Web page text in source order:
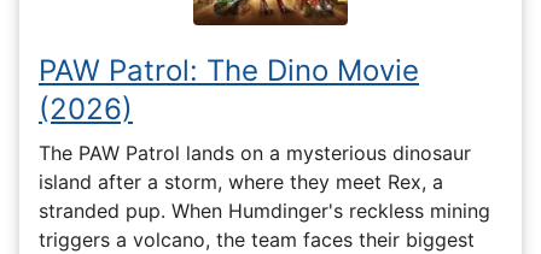
PAW Patrol: The Dino Movie
(2026)
The PAW Patrol lands on a mysterious dinosaur
island after a storm, where they meet Rex, a
stranded pup. When Humdinger's reckless mining
triggers a volcano, the team faces their biggest